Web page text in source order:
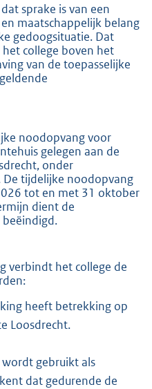
sprake is van een
maatschappelijk belang
gedoogsituatie. Dat
college boven het
van de toepasselijke
noodopvang voor
gelegen aan de
onder
tijdelijke noodopvang
tot en met 31 oktober
dient de
verbindt het college de
heeft betrekking op
Loosdrecht.
gebruikt als
dat gedurende de